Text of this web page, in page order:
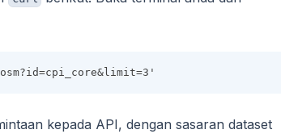
kepada API, dengan sasaran dataset